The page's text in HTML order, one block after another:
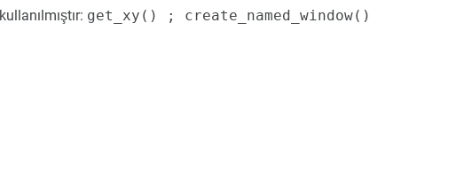
kullanılmıştır: get_xy() ; create_named_window()